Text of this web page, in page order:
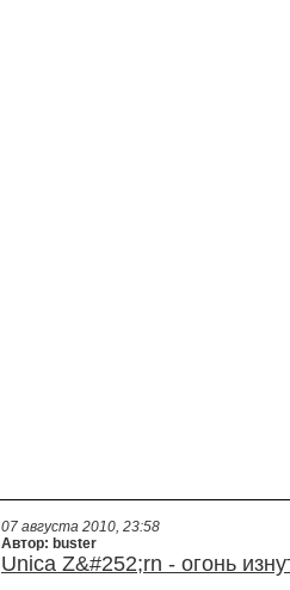
07 августа 2010, 23:58
Автор: buster
Unica Z&#252;rn - огонь